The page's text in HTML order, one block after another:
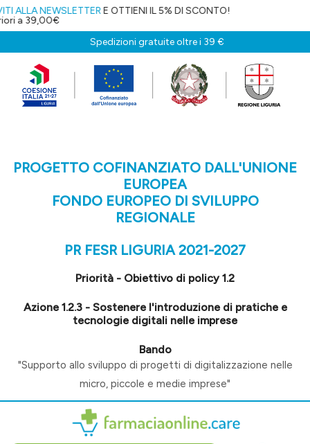
E OTTIENI IL 5% DI SCONTO!
Spedizioni gratuite oltre i 39 €
PROGETTO COFINANZIATO DALL'UNIONE
EUROPEA
FONDO EUROPEO DI SVILUPPO
REGIONALE
PR FESR LIGURIA 2021-2027
Priorità - Obiettivo di policy 1.2
Azione 1.2.3 - Sostenere l'introduzione di pratiche e
tecnologie digitali nelle imprese
Bando
"Supporto allo sviluppo di progetti di digitalizzazione nelle
micro, piccole e medie imprese"